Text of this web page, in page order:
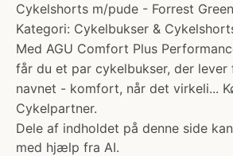
Cykelshorts m/pude - Forrest
Kategori: Cykelbukser &
Med AGU Comfort Plus
får du et par cykelbukser, der
navnet - komfort, når det virkeli...
Cykelpartner.
Dele af indholdet på denne side
med hjælp fra AI.